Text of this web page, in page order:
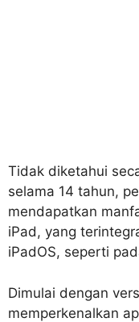
Tidak diketahui
selama 14 tahun,
mendapatkan
iPad, yang
iPadOS, seperti
Dimulai dengan
memperkenalkan